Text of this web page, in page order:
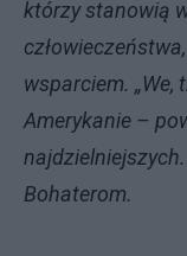
którzy stanowią
wsparciem. „We,
Amerykanie –
Bohaterom.